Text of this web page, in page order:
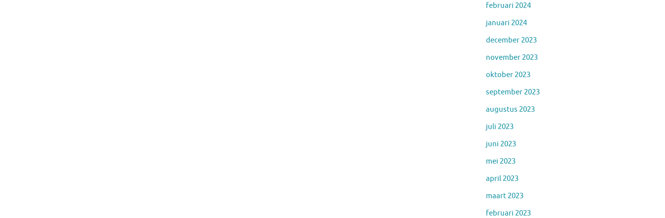
februari 2024
januari 2024
december 2023
november 2023
oktober 2023
september 2023
augustus 2023
juli 2023
juni 2023
mei 2023
april 2023
maart 2023
februari 2023